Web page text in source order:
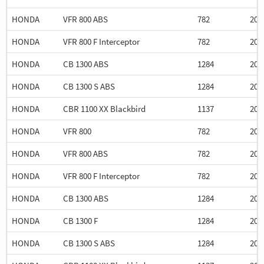
HONDA
VFR 800 ABS 782
HONDA
VFR 800 F Interceptor 782
HONDA
CB 1300 ABS 1284
HONDA
CB 1300 S ABS 1284
HONDA
CBR 1100 XX Blackbird 1137
HONDA
VFR 800 782
HONDA
VFR 800 ABS 782
HONDA
VFR 800 F Interceptor 782
HONDA
CB 1300 ABS 1284
HONDA
CB 1300 F 1284
HONDA
CB 1300 S ABS 1284